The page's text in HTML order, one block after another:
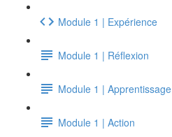
Module 1 | Expérience
Module 1 | Réflexion
Module 1 | Apprentissage
Module 1 | Action